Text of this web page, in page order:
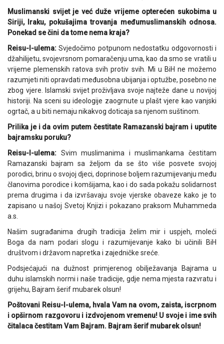
Muslimanski svijet je već duže vrijeme opterećen sukobima u
Siriji, Iraku, pokušajima trovanja međumuslimanskih odnosa.
Ponekad se čini da tome nema kraja?
Reisu-l-ulema: Svjedočimo potpunom nedostatku odgovornosti i
džahilijetu, svojevrsnom pomaračenju uma, kao da smo se vratili u
vrijeme plemenskih ratova svih protiv svih. Mi u BiH ne možemo
razumjeti niti opravdati međusobna ubijanja i optužbe, posebno ne
zbog vjere. Islamski svijet proživljava svoje najteže dane u novijoj
historiji. Na sceni su ideologije zaogrnute u plašt vjere kao vanjski
ogrtač, a u biti nemaju nikakvog doticaja sa njenom suštinom.
Prilika je i da ovim putem čestitate Ramazanski bajram i uputite
bajramsku poruku?
Reisu-l-ulema: Svim muslimanima i muslimankama čestitam
Ramazanski bajram sa željom da se što više posvete svojoj
porodici, brinu o svojoj djeci, doprinose boljem razumijevanju među
članovima porodice i komšijama, kao i do sada pokažu solidarnost
prema drugima i da izvršavaju svoje vjerske obaveze kako je to
zapisano u našoj Svetoj Knjizi i pokazano praksom Muhammeda
a.s.
Našim sugrađanima drugih tradicija želim mir i uspjeh, moleći
Boga da nam podari slogu i razumijevanje kako bi učinili BiH
društvom i državom napretka i zajedničke sreće.
Podsjećajući na dužnost primjerenog obilježavanja Bajrama u
duhu islamskih normi i naše tradicije, gdje nema mjesta razvratu i
grijehu, Bajram šerif mubarek olsun!
Poštovani Reisu-l-ulema, hvala Vam na ovom, zaista, iscrpnom
i opširnom razgovoru i izdvojenom vremenu! U svoje i ime svih
čitalaca čestitam Vam Bajram. Bajram šerif mubarek olsun!